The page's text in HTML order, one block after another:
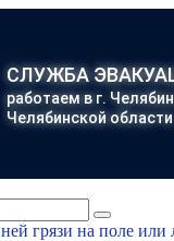
СЛУЖБА
работаем в г.
Челябинской области
грязи на поле